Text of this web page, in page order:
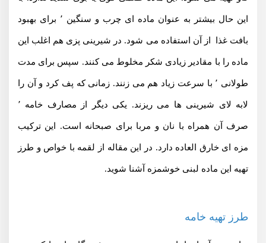
این حال بیشتر به عنوان ماده ای چرب و سنگین ٬ برای بهبود
بافت غذا از آن استفاده می شود. در شیرینی پزی هم اغلب این
ماده را با مقادیر زیادی شکر مخلوط می کنند. سپس برای مدت
طولانی ٬ با سرعت زیاد هم می زنند. زمانی که پف کرد و آن را
لابه لای شیرینی ها می ریزند. یکی دیگر از مصارف خامه ٬
صرف آن همراه با نان و مربا برای صبحانه است. این ترکیب
مزه ای خارق العاده دارد. در این مقاله از لقمه با خواص و طرز
تهیه این ماده لبنی خوشمزه آشنا شوید.
طرز تهیه خامه